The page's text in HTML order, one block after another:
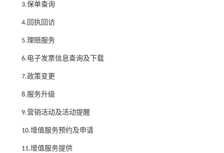
3.保单查询
4. 回执回访
5.理赔服务
6.电子发票信息查询及下载
7.政策变更
8.服务升级
9.营销活动及活动提醒
10.增值服务预约及申请
11.增值服务提供